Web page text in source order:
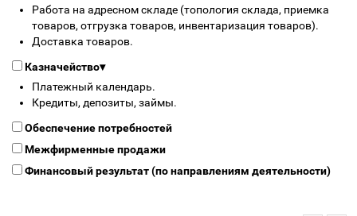
Работа на адресном складе (топология склада, приемка
товаров, отгрузка товаров, инвентаризация товаров).
Доставка товаров.
Казначейство▾
Платежный календарь.
Кредиты, депозиты, займы.
Обеспечение потребностей
Межфирменные продажи
Финансовый результат (по направлениям деятельности)